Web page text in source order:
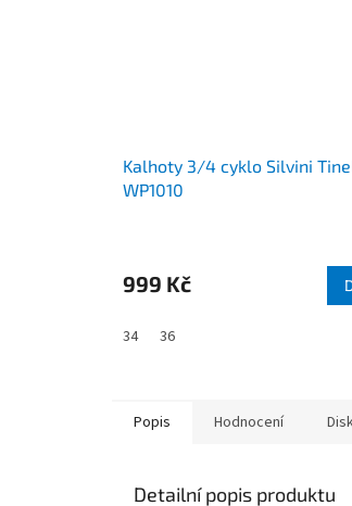
Kalhoty 3/4 cyklo Silvini
WP1010
produktu
je
z
999 Kč
34 36
Popis Hodnocení
Detailní popis produktu